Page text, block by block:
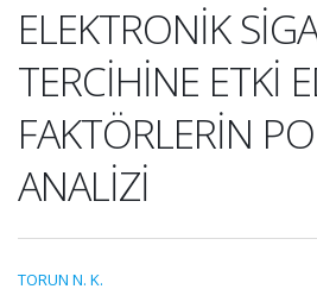
ELEKTRONİK
TERCİHİNE ETKİ
FAKTÖRLERİN
ANALİZİ
TORUN N. K.